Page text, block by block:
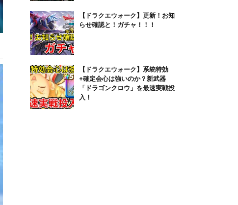
【ドラクエウォーク】更新！お知
らせ確認と！ガチャ！！！
【ドラクエウォーク】系統特効
+確定会心は強いのか？新武器
「ドラゴンクロウ」を最速実戦投
入！